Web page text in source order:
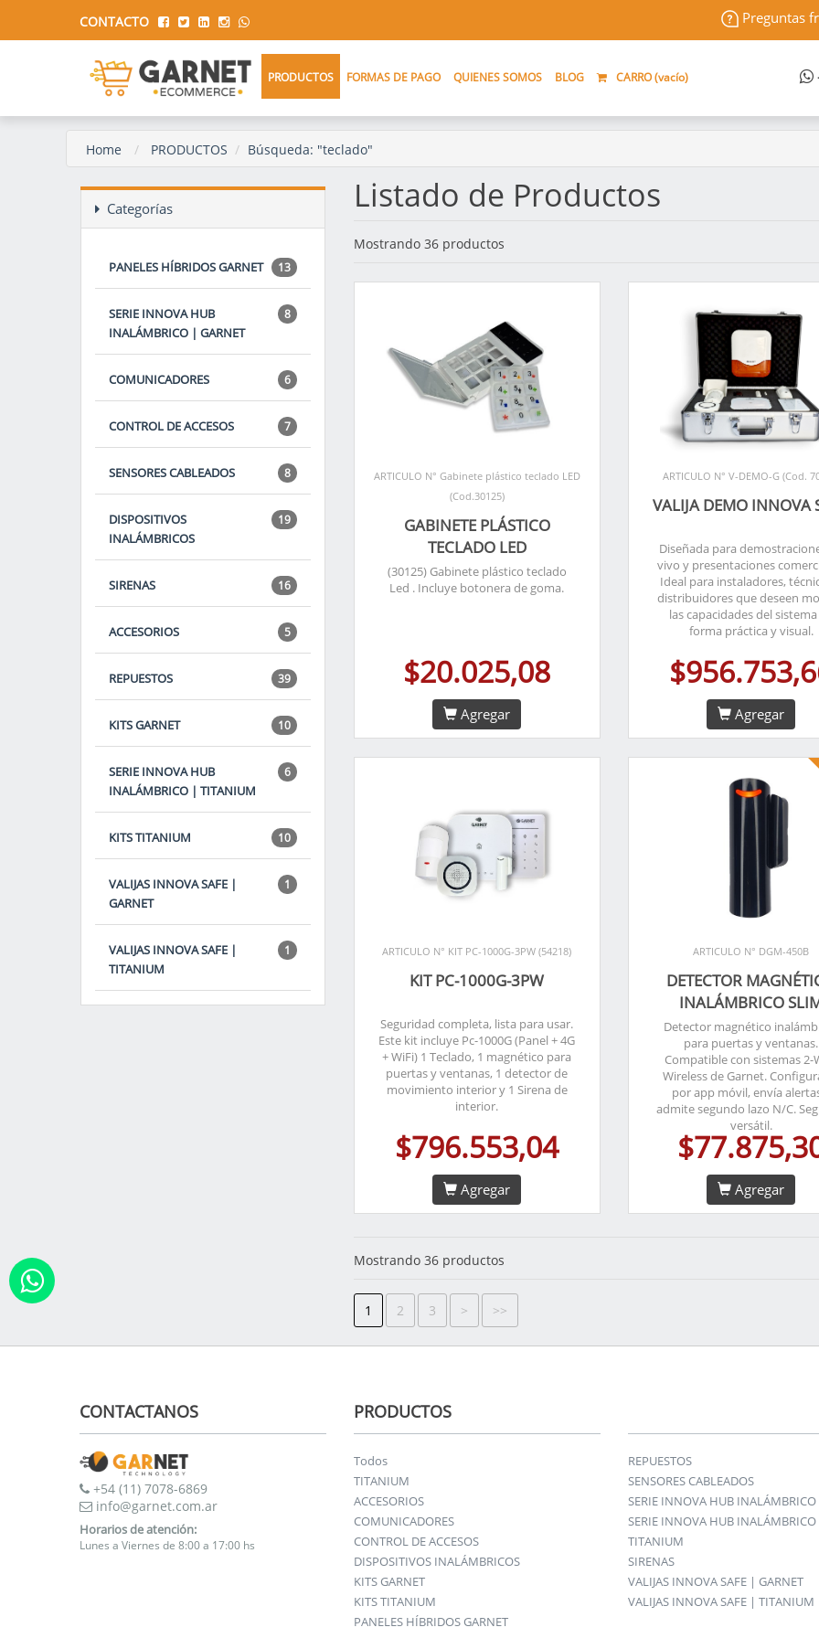
CONTACTO Preguntas
PRODUCTOS FORMAS DE PAGO QUIENES SOMOS BLOG CARRO (vacío)
Home PRODUCTOS Búsqueda: "teclado"
Categorías
13
PANELES HÍBRIDOS GARNET
8
SERIE INNOVA HUB
INALÁMBRICO | GARNET
6
COMUNICADORES
7
CONTROL DE ACCESOS
8
SENSORES CABLEADOS
19
DISPOSITIVOS
INALÁMBRICOS
16
SIRENAS
5
ACCESORIOS
39
REPUESTOS
10
KITS GARNET
6
SERIE INNOVA HUB
INALÁMBRICO | TITANIUM
10
KITS TITANIUM
1
VALIJAS INNOVA SAFE |
GARNET
1
VALIJAS INNOVA SAFE |
TITANIUM
Listado de Productos
Mostrando 36 productos
ARTICULO N° Gabinete plástico teclado LED
(Cod.30125)
GABINETE PLÁSTICO
TECLADO LED
(30125) Gabinete plástico teclado
Led . Incluye botonera de goma.
$20.025,08
Agregar
ARTICULO N° V-DEMO-G (Cod.
VALIJA DEMO INNOVA
Diseñada para
vivo y presentaciones
Ideal para instaladores,
distribuidores que deseen
las capacidades del
forma práctica y visual.
Agregar
ARTICULO N° KIT PC-1000G-3PW (54218)
KIT PC-1000G-3PW
Seguridad completa, lista para usar.
Este kit incluye Pc-1000G (Panel + 4G
+ WiFi) 1 Teclado, 1 magnético para
puertas y ventanas, 1 detector de
movimiento interior y 1 Sirena de
interior.
$796.553,04
Agregar
ARTICULO N° DGM-450B
DETECTOR
INALÁMBRICO
Detector magnético
para puertas y ventanas.
Compatible con sistemas 2-
Wireless de Garnet.
por app móvil, envía
admite segundo lazo N/C.
versátil.
Agregar
Mostrando 36 productos
1 2 3 > >>
CONTACTANOS
+54 (11) 7078-6869
info@garnet.com.ar
Horarios de atención:
Lunes a Viernes de 8:00 a 17:00 hs
PRODUCTOS
Todos
TITANIUM
ACCESORIOS
COMUNICADORES
CONTROL DE ACCESOS
DISPOSITIVOS INALÁMBRICOS
KITS GARNET
KITS TITANIUM
PANELES HÍBRIDOS GARNET
REPUESTOS
SENSORES CABLEADOS
SERIE INNOVA HUB
SERIE INNOVA HUB
TITANIUM
SIRENAS
VALIJAS INNOVA SAFE | GARNET
VALIJAS INNOVA SAFE | TITANIUM